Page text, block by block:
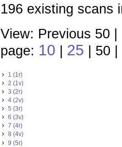
196 existing scans
View: Previous 50 |
page: 10 25 | 50 |
1 (1r)
2 (1v)
3 (2r)
4 (2v)
5 (3r)
6 (3v)
7 (4r)
8 (4v)
9 (5r)